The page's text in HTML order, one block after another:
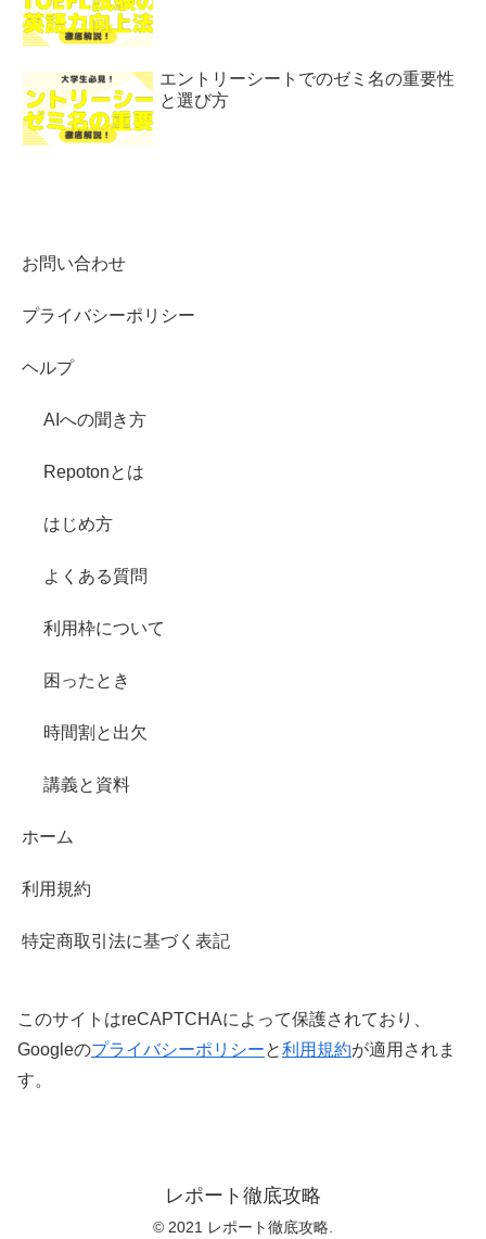
エントリーシートでのゼミ名の重要性
と選び方
お問い合わせ
プライバシーポリシー
ヘルプ
AIへの聞き方
Repotonとは
はじめ方
よくある質問
利用枠について
困ったとき
時間割と出欠
講義と資料
ホーム
利用規約
特定商取引法に基づく表記
このサイトはreCAPTCHAによって保護されており、
Googleのプライバシーポリシーと利用規約が適用されま
す。
レポート徹底攻略
© 2021 レポート徹底攻略.